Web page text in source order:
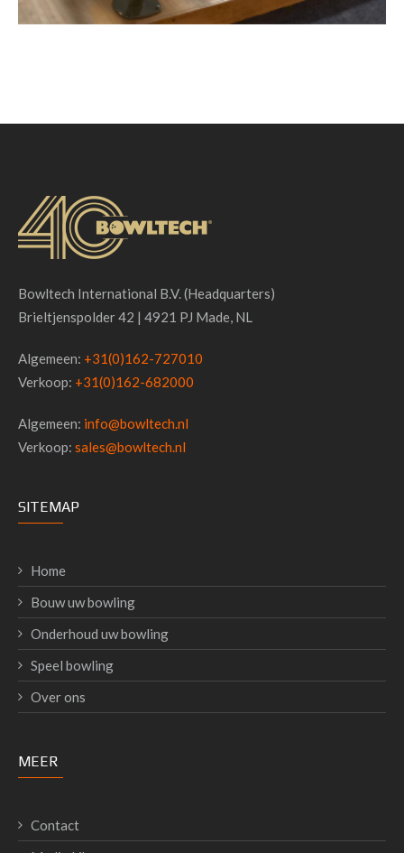
Bowltech International B.V. (Headquarters)
Brieltjenspolder 42 | 4921 PJ Made, NL
Algemeen: +31(0)162-727010
Verkoop: +31(0)162-682000
Algemeen: info@bowltech.nl
Verkoop: sales@bowltech.nl
SITEMAP
Home
Bouw uw bowling
Onderhoud uw bowling
Speel bowling
Over ons
MEER
Contact